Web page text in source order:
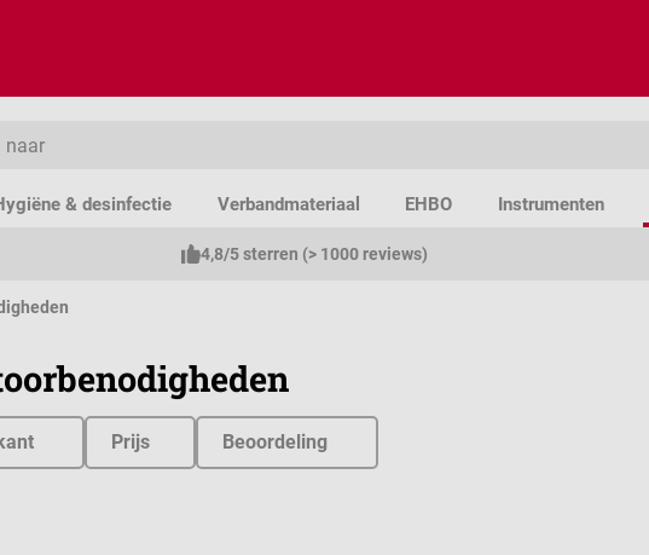
& desinfectie Verbandmateriaal EHBO Instrumenten
4,8/5 sterren (> 1000 reviews)
Prijs Beoordeling